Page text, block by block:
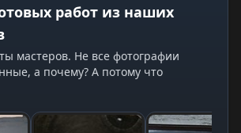
работ из наших
мастеров. Не все фотографии
а почему? А потому что